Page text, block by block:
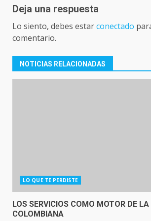
Deja una respuesta
Lo siento, debes estarconectado
comentario.
NOTICIAS RELACIONADAS
LO QUE TE PERDISTE
LOS SERVICIOS COMO MOTOR DE
COLOMBIANA